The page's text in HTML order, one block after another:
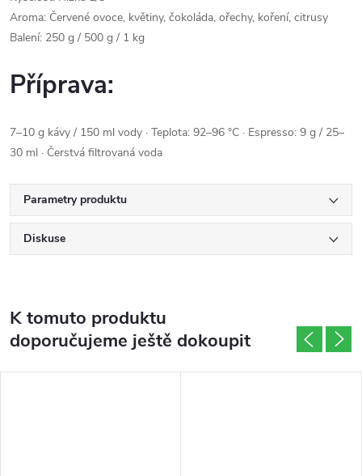
Aroma: Červené ovoce, květiny, čokoláda, ořechy, koření, citrusy
Balení: 250 g / 500 g / 1 kg
Příprava:
7–10 g kávy / 150 ml vody · Teplota: 92–96 °C · Espresso: 9 g / 25–
30 ml · Čerstvá filtrovaná voda
Parametry produktu
Diskuse
K tomuto produktu
doporučujeme ještě dokoupit